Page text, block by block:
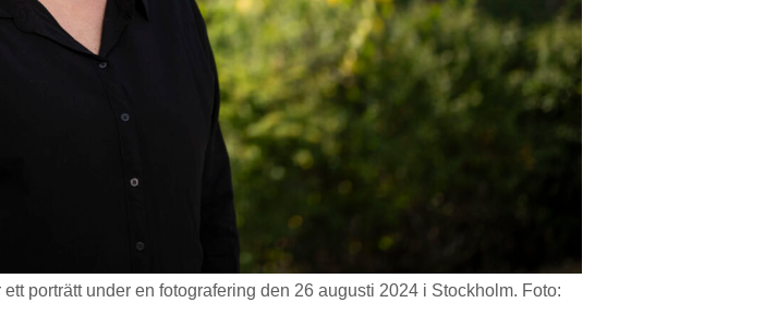
porträtt under en fotografering den 26 augusti 2024 i Stockholm. Foto: